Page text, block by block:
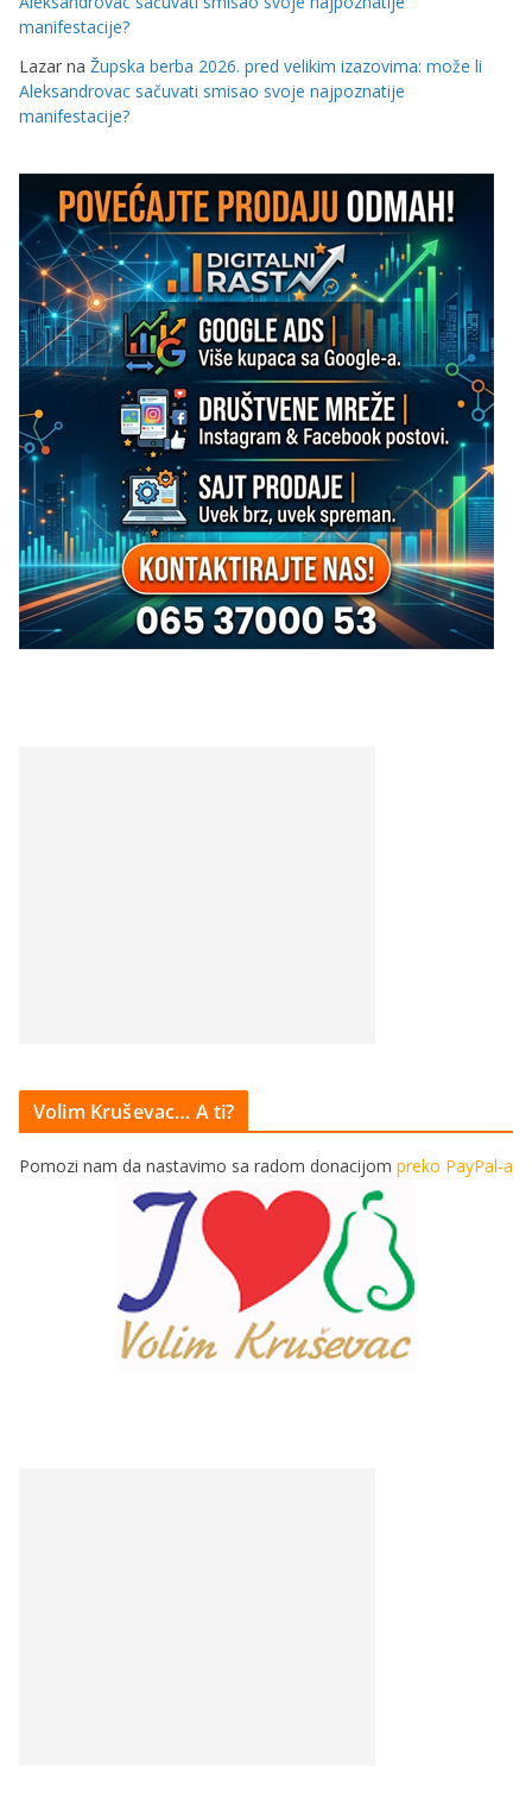
manifestacije?
Lazar na Župska berba 2026. pred velikim izazovima: može li
Aleksandrovac sačuvati smisao svoje najpoznatije
manifestacije?
Volim Kruševac… A ti?
Pomozi nam da nastavimo sa radom donacijom preko PayPal-a